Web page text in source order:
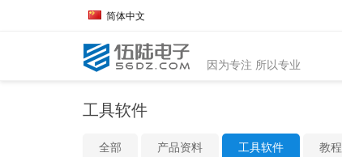
简体中文
因为专注 所以专业
工具软件
全部 产品资料 工具软件 教